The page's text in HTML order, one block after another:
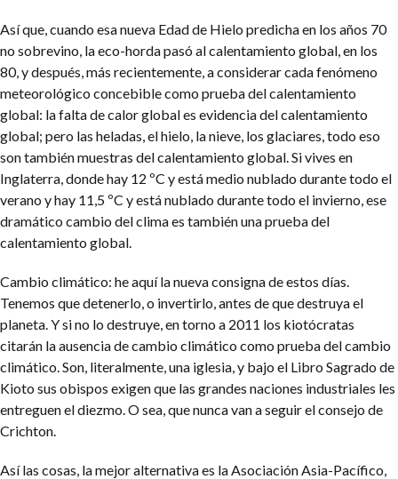
Así que, cuando esa nueva Edad de Hielo predicha en los años 70
no sobrevino, la eco-horda pasó al calentamiento global, en los
80, y después, más recientemente, a considerar cada fenómeno
meteorológico concebible como prueba del calentamiento
global: la falta de calor global es evidencia del calentamiento
global; pero las heladas, el hielo, la nieve, los glaciares, todo eso
son también muestras del calentamiento global. Si vives en
Inglaterra, donde hay 12 ºC y está medio nublado durante todo el
verano y hay 11,5 ºC y está nublado durante todo el invierno, ese
dramático cambio del clima es también una prueba del
calentamiento global.
Cambio climático: he aquí la nueva consigna de estos días.
Tenemos que detenerlo, o invertirlo, antes de que destruya el
planeta. Y si no lo destruye, en torno a 2011 los kiotócratas
citarán la ausencia de cambio climático como prueba del cambio
climático. Son, literalmente, una iglesia, y bajo el Libro Sagrado de
Kioto sus obispos exigen que las grandes naciones industriales les
entreguen el diezmo. O sea, que nunca van a seguir el consejo de
Crichton.
Así las cosas, la mejor alternativa es la Asociación Asia-Pacífico,